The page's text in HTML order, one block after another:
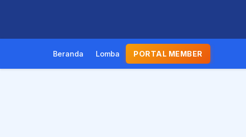
Beranda Lomba PORTAL MEMBER